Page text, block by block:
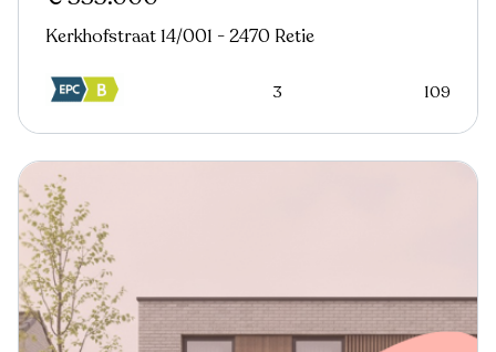
Kerkhofstraat 14/001 - 2470 Retie
3 109